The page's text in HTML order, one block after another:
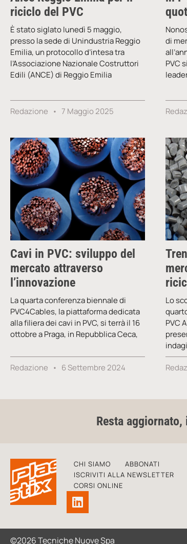
riciclo del PVC
È stato siglato lunedì 5 maggio,
presso la sede di Unindustria Reggio
Emilia, un protocollo d’intesa tra
l’Associazione Nazionale Costruttori
Edili (ANCE) di Reggio Emilia
Redazione 7 Maggio 2025
di
PVC
Cavi in PVC: sviluppo del
mercato attraverso
l’innovazione
La quarta conferenza biennale di
PVC4Cables, la piattaforma dedicata
alla filiera dei cavi in PVC, si terrà il 16
ottobre a Praga, in Repubblica Ceca,
Redazione 6 Settembre 2024
Lo
PVC
Resta
CHI SIAMO
ABBONATI
ISCRIVITI ALLA NEWSLETTER
CORSI ONLINE
©2026 Tecniche Nuove Spa